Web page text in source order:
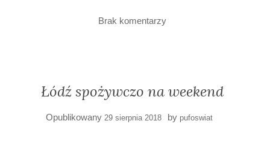
Brak komentarzy
Łódź spożywczo na weekend
Opublikowany 29 sierpnia 2018 by pufoswiat